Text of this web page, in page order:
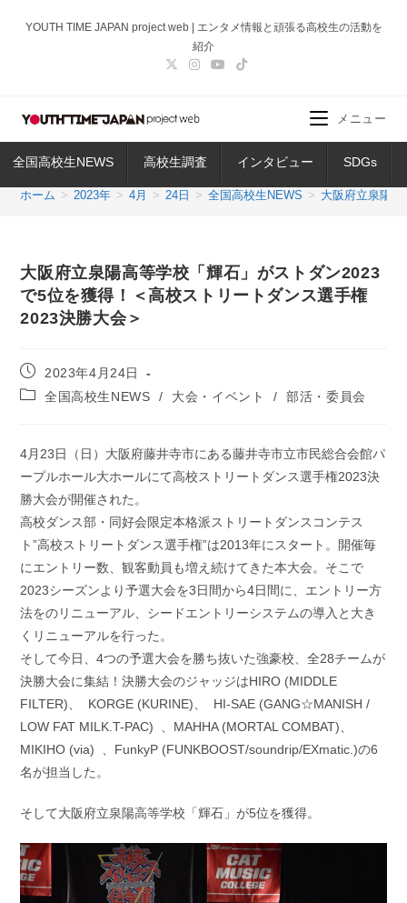
ス
ッ
YOUTH TIME JAPAN project web | エンタメ情報と頑張る高校生の活動を
紹介
全国高校生NEWS 高校生調査 インタビュー SDGs
メニュー
ホーム > 2023年 > 4月 > 24日 > 全国高校生NEWS > 大阪府立泉陽
大阪府立泉陽高等学校「輝石」がストダン2023
で5位を獲得！＜高校ストリートダンス選手権
2023決勝大会＞
投
稿
公
2023年4月24日
投
テ
ゴ
リ
ー:
全国高校生NEWS / 大会・イベント / 部活・委員会
4月23日（日）大阪府藤井寺市にある藤井寺市立市民総合会館パ
ープルホール大ホールにて高校ストリートダンス選手権2023決
勝大会が開催された。
高校ダンス部・同好会限定本格派ストリートダンスコンテス
ト”高校ストリートダンス選手権”は2013年にスタート。開催毎
にエントリー数、観客動員も増え続けてきた本大会。そこで
2023シーズンより予選大会を3日間から4日間に、エントリー方
法をのリニューアル、シードエントリーシステムの導入と大き
くリニューアルを行った。
そして今日、4つの予選大会を勝ち抜いた強豪校、全28チームが
決勝大会に集結！決勝大会のジャッジはHIRO (MIDDLE
FILTER)、 KORGE (KURINE)、 HI-SAE (GANG☆MANISH /
LOW FAT MILK.T-PAC) 、MAHHA (MORTAL COMBAT)、
MIKIHO (via) 、FunkyP (FUNKBOOST/soundrip/EXmatic.)の6
名が担当した。
そして大阪府立泉陽高等学校「輝石」が5位を獲得。